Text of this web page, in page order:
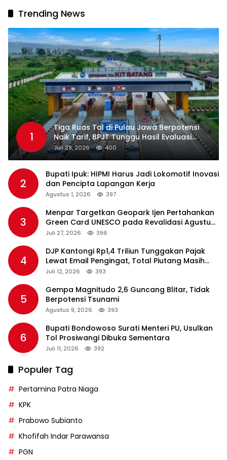
Trending News
1
Tiga Ruas Tol di Pulau Jawa Berpotensi
Naik Tarif, BPJT Tunggu Hasil Evaluasi
Standar Pelayanan
Juli 28, 2026 400
2
Bupati Ipuk: HIPMI Harus Jadi Lokomotif Inovasi
dan Pencipta Lapangan Kerja
Agustus 1, 2026 397
3
Menpar Targetkan Geopark Ijen Pertahankan
Green Card UNESCO pada Revalidasi Agustus
2026
Juli 27, 2026 396
4
DJP Kantongi Rp1,4 Triliun Tunggakan Pajak
Lewat Email Pengingat, Total Piutang Masih
Rp36 Triliun
Juli 12, 2026 393
5
Gempa Magnitudo 2,6 Guncang Blitar, Tidak
Berpotensi Tsunami
Agustus 9, 2026 393
6
Bupati Bondowoso Surati Menteri PU, Usulkan
Tol Prosiwangi Dibuka Sementara
Juli 11, 2026 392
Populer Tag
Pertamina Patra Niaga
KPK
Prabowo Subianto
Khofifah Indar Parawansa
PGN